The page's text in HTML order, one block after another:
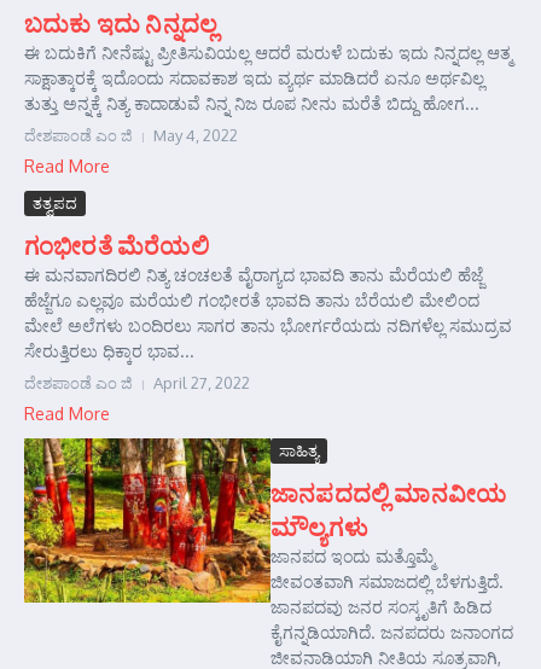
ಬದುಕು ಇದು ನಿನ್ನದಲ್ಲ
ಈ ಬದುಕಿಗೆ ನೀನೆಷ್ಟು ಪ್ರೀತಿಸುವಿಯಲ್ಲ ಆದರೆ ಮರುಳೆ ಬದುಕು ಇದು ನಿನ್ನದಲ್ಲ ಆತ್ಮ
ಸಾಕ್ಷಾತ್ಕಾರಕ್ಕೆ ಇದೊಂದು ಸದಾವಕಾಶ ಇದು ವ್ಯರ್ಥ ಮಾಡಿದರೆ ಏನೂ ಅರ್ಥವಿಲ್ಲ
ತುತ್ತು ಅನ್ನಕ್ಕೆ ನಿತ್ಯ ಕಾದಾಡುವೆ ನಿನ್ನ ನಿಜ ರೂಪ ನೀನು ಮರೆತೆ ಬಿದ್ದು ಹೋಗ...
ದೇಶಪಾಂಡೆ ಎಂ ಜಿ May 4, 2022
Read More
ತತ್ವಪದ
ಗಂಭೀರತೆ ಮೆರೆಯಲಿ
ಈ ಮನವಾಗದಿರಲಿ ನಿತ್ಯ ಚಂಚಲತೆ ವೈರಾಗ್ಯದ ಭಾವದಿ ತಾನು ಮೆರೆಯಲಿ ಹೆಜ್ಜೆ
ಹೆಜ್ಜೆಗೂ ಎಲ್ಲವೂ ಮರೆಯಲಿ ಗಂಭೀರತೆ ಭಾವದಿ ತಾನು ಬೆರೆಯಲಿ ಮೇಲಿಂದ
ಮೇಲೆ ಅಲೆಗಳು ಬಂದಿರಲು ಸಾಗರ ತಾನು ಭೋರ್ಗರೆಯದು ನದಿಗಳೆಲ್ಲ ಸಮುದ್ರವ
ಸೇರುತ್ತಿರಲು ಧಿಕ್ಕಾರ ಭಾವ...
ದೇಶಪಾಂಡೆ ಎಂ ಜಿ April 27, 2022
Read More
ಸಾಹಿತ್ಯ
ಜಾನಪದದಲ್ಲಿ ಮಾನವೀಯ
ಮೌಲ್ಯಗಳು
ಜಾನಪದ ಇಂದು ಮತ್ತೊಮ್ಮೆ
ಜೀವಂತವಾಗಿ ಸಮಾಜದಲ್ಲಿ ಬೆಳಗುತ್ತಿದೆ.
ಜಾನಪದವು ಜನರ ಸಂಸ್ಕೃತಿಗೆ ಹಿಡಿದ
ಕೈಗನ್ನಡಿಯಾಗಿದೆ. ಜನಪದರು ಜನಾಂಗದ
ಜೀವನಾಡಿಯಾಗಿ ನೀತಿಯ ಸೂತ್ರವಾಗಿ,